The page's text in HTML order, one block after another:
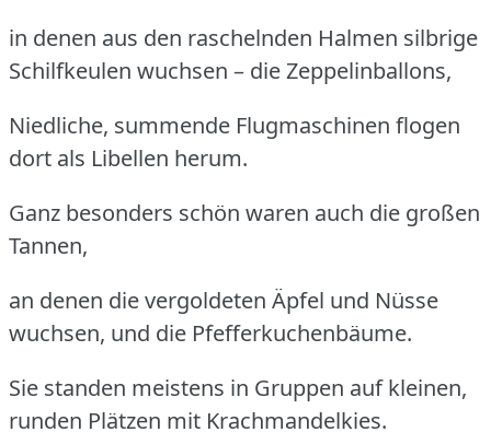
in denen aus den raschelnden Halmen silbrige
Schilfkeulen wuchsen – die Zeppelinballons,
Niedliche, summende Flugmaschinen flogen
dort als Libellen herum.
Ganz besonders schön waren auch die großen
Tannen,
an denen die vergoldeten Äpfel und Nüsse
wuchsen, und die Pfefferkuchenbäume.
Sie standen meistens in Gruppen auf kleinen,
runden Plätzen mit Krachmandelkies.